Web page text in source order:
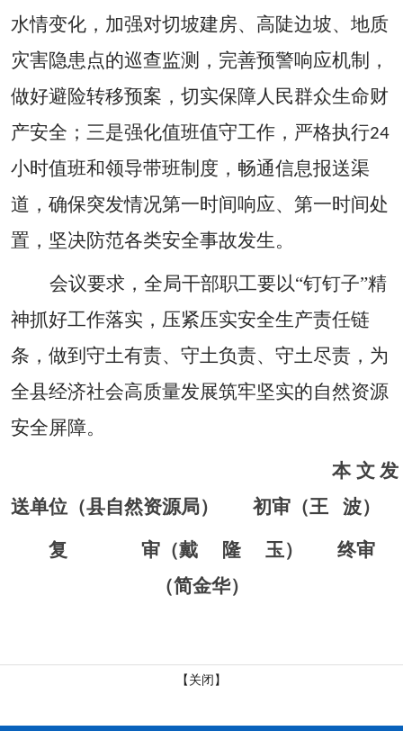
水情变化，加强对切坡建房、高陡边坡、地质
灾害隐患点的巡查监测，完善预警响应机制，
做好避险转移预案，切实保障人民群众生命财
产安全；三是强化值班值守工作，严格执行24
小时值班和领导带班制度，畅通信息报送渠
道，确保突发情况第一时间响应、第一时间处
置，坚决防范各类安全事故发生。
会议要求，全局干部职工要以“钉钉子”精
神抓好工作落实，压紧压实安全生产责任链
条，做到守土有责、守土负责、守土尽责，为
全县经济社会高质量发展筑牢坚实的自然资源
安全屏障。
本文发
送单位（县自然资源局）
初审（王
波）
复
审（戴 隆 玉）
终审
（简金华）
【关闭】